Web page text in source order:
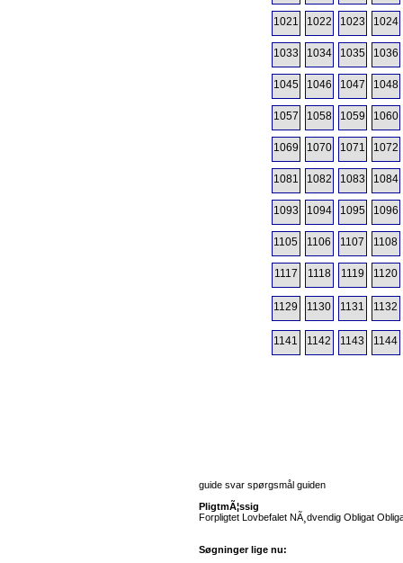
1021 1022 1023 1024
1033 1034 1035 1036
1045 1046 1047 1048
1057 1058 1059 1060
1069 1070 1071 1072
1081 1082 1083 1084
1093 1094 1095 1096
1105 1106 1107 1108
1117 1118 1119 1120
1129 1130 1131 1132
1141 1142 1143 1144
guide svar spørgsmål guiden
PligtmÃ¦ssig
Forpligtet Lovbefalet NÃ¸dvendig Obligat
Søgninger lige nu: